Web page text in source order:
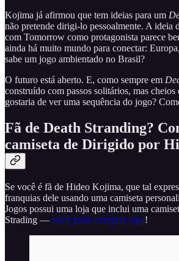
Kojima já afirmou que tem ideias para um
não pretende dirigi-lo pessoalmente. A ideia
com Tomorrow como protagonista parece
ainda há muito mundo para conectar:
sabe um jogo ambientado no Brasil?
O futuro está aberto. E, como sempre em
construído com passos solitários, mas
gostaria de ver uma sequência do jogo?
Fã de Death Stranding?
camiseta de Dirigido por
Se você é fã de Hideo Kojima, que tal
franquias dele usando uma camiseta
Jogos possui uma loja que inclui uma
Strading — você pode comprar aqui!